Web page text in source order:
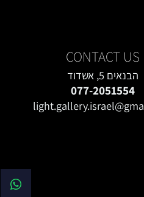
CONTACT US
הבנאים 5, אשדוד